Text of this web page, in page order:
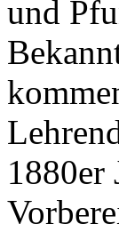
und
1880er